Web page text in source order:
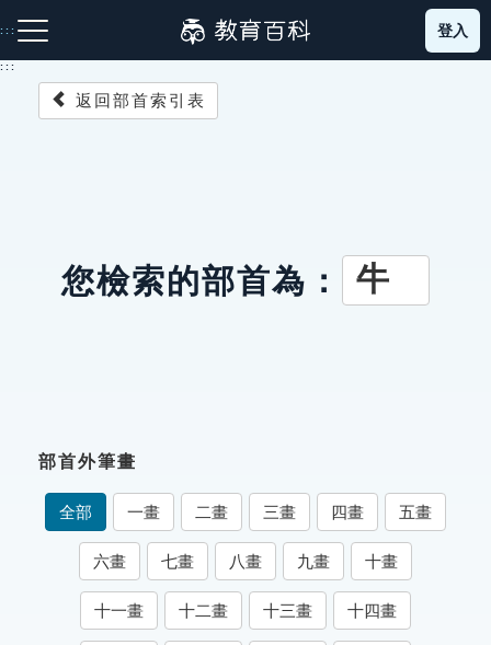
到
主
:::
成語故事
索引選單
知識索引
單字索引
生命大百科索引
登入
:::
返回部首索引表
您檢索的部首為： 牛
部首外筆畫
全部 一畫 二畫 三畫 四畫 五畫
六畫 七畫 八畫 九畫 十畫
十一畫 十二畫 十三畫 十四畫